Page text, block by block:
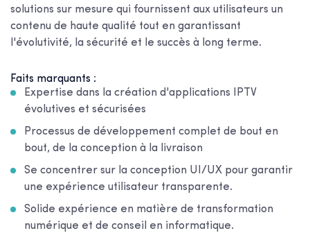
solutions sur mesure qui fournissent aux utilisateurs un
contenu de haute qualité tout en garantissant
l'évolutivité, la sécurité et le succès à long terme.
Faits marquants :
Expertise dans la création d'applications IPTV
évolutives et sécurisées
Processus de développement complet de bout en
bout, de la conception à la livraison
Se concentrer sur la conception UI/UX pour garantir
une expérience utilisateur transparente.
Solide expérience en matière de transformation
numérique et de conseil en informatique.